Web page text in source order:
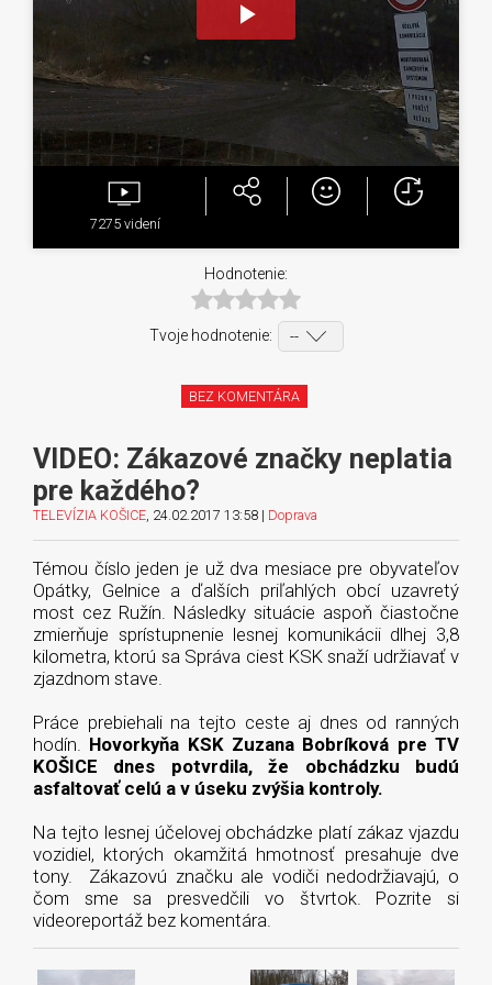
Play
Video
7275 videní
Hodnotenie:
Tvoje hodnotenie:
BEZ KOMENTÁRA
VIDEO: Zákazové značky neplatia
pre každého?
TELEVÍZIA KOŠICE, 24.02.2017 13:58 | Doprava
Témou číslo jeden je už dva mesiace pre obyvateľov
Opátky, Gelnice a ďalších priľahlých obcí uzavretý
most cez Ružín. Následky situácie aspoň čiastočne
zmierňuje sprístupnenie lesnej komunikácii dlhej 3,8
kilometra, ktorú sa Správa ciest KSK snaží udržiavať v
zjazdnom stave.
Práce prebiehali na tejto ceste aj dnes od ranných
hodín. Hovorkyňa KSK Zuzana Bobríková pre TV
KOŠICE dnes potvrdila, že obchádzku budú
asfaltovať celú a v úseku zvýšia kontroly.
Na tejto lesnej účelovej obchádzke platí zákaz vjazdu
vozidiel, ktorých okamžitá hmotnosť presahuje dve
tony. Zákazovú značku ale vodiči nedodržiavajú, o
čom sme sa presvedčili vo štvrtok. Pozrite si
videoreportáž bez komentára.